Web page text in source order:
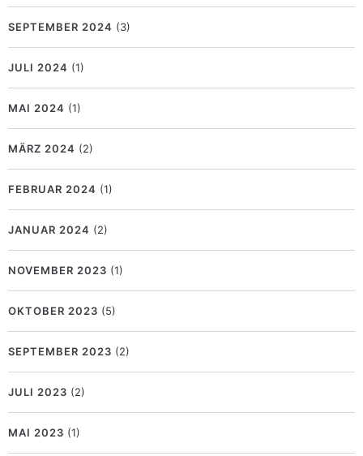
SEPTEMBER 2024 (3)
JULI 2024 (1)
MAI 2024 (1)
MÄRZ 2024 (2)
FEBRUAR 2024 (1)
JANUAR 2024 (2)
NOVEMBER 2023 (1)
OKTOBER 2023 (5)
SEPTEMBER 2023 (2)
JULI 2023 (2)
MAI 2023 (1)